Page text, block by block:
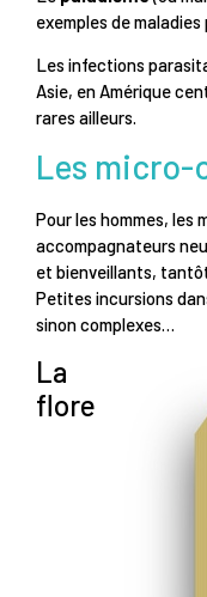
exemples de
Les infections
Asie, en Amérique
rares ailleurs.
Les micro-
Pour les hommes,
accompagnateurs
et bienveillants,
Petites incursions
sinon complexes…
La
flore